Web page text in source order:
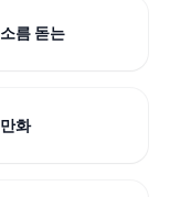
소름 돋는
만화